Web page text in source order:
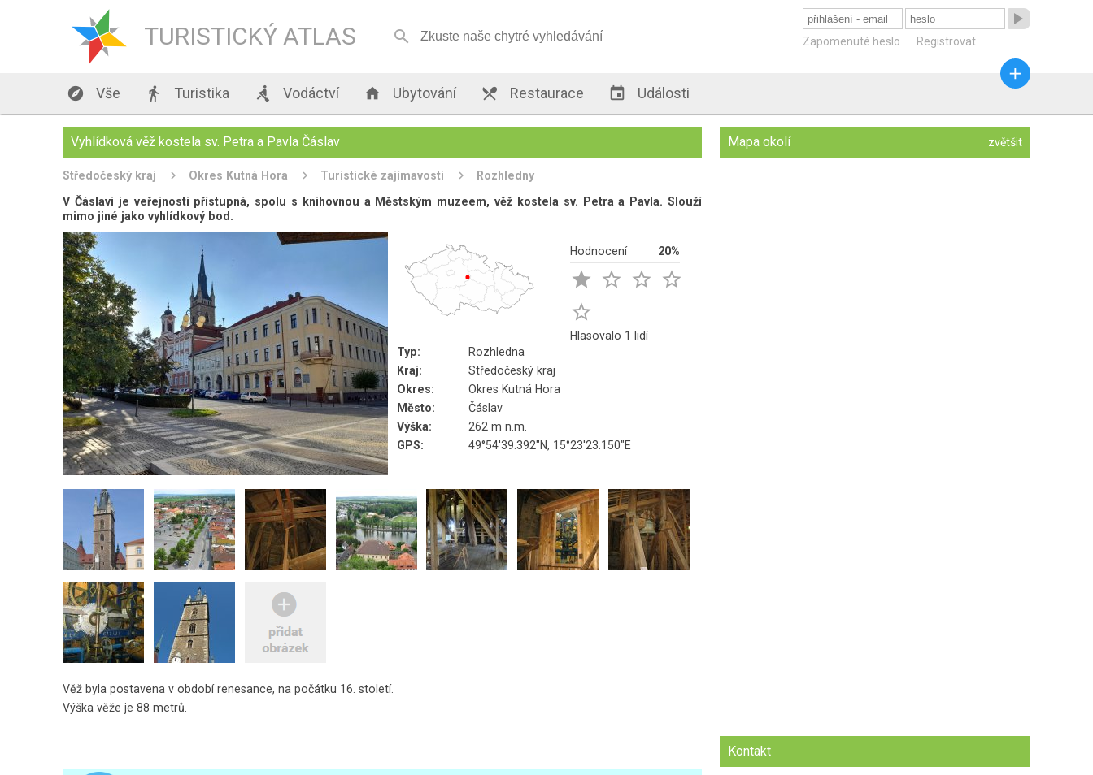
TURISTICKÝ ATLAS 

Zapomenuté heslo Registrovat
 Vše  Turistika  Vodáctví  Ubytování  Restaurace  Události

Vyhlídková věž kostela sv. Petra a Pavla Čáslav
Středočeský kraj Okres Kutná Hora Turistické zajímavosti
Rozhledny
V Čáslavi je veřejnosti přístupná, spolu s knihovnou a Městským muzeem, věž kostela sv. Petra a Pavla. Slouží
mimo jiné jako vyhlídkový bod.
Hodnocení 20%
   

Hlasovalo 1 lidí
Typ:
Rozhledna
Kraj:
Středočeský kraj
Okres:
Okres Kutná Hora
Město:
Čáslav
Výška:
262 m n.m.
GPS:
49°54'39.392"N, 15°23'23.150"E
Věž byla postavena v období renesance, na počátku 16. století.
Výška věže je 88 metrů.
Mapa okolí zvětšit
Kontakt